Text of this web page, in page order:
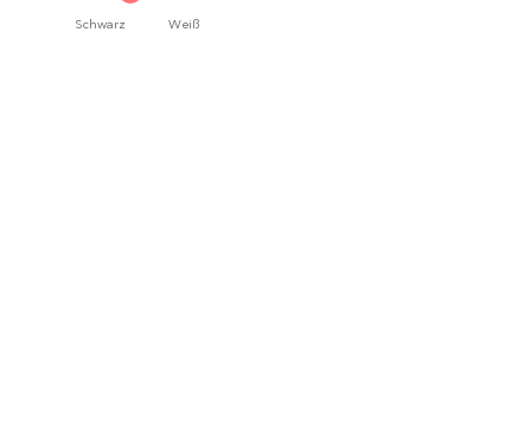
Schwarz Weiß